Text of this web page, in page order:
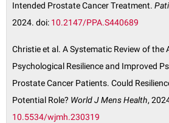
Intended Prostate Cancer Treatment.
2024. doi: 10.2147/PPA.S440689
Christie et al. A Systematic Review of the
Psychological Resilience and Improved
Prostate Cancer Patients. Could
Potential Role? World J Mens Health,
10.5534/wjmh.230319